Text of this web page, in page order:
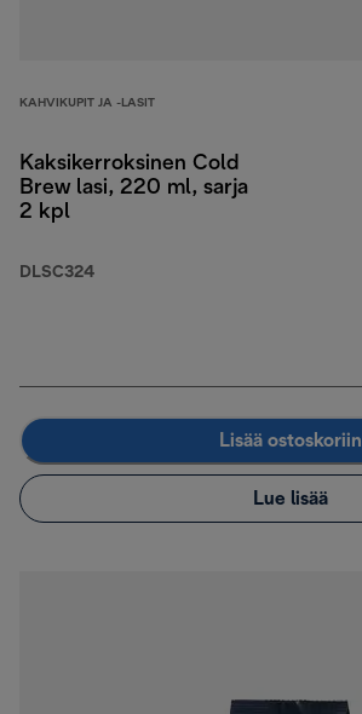
KAHVIKUPIT JA -LASIT
Kaksikerroksinen Cold
Brew lasi, 220 ml, sarja
2 kpl
DLSC324
Lisää ostoskoriin
Lue lisää